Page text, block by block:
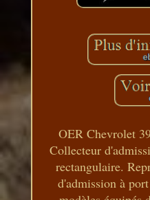
OER Chevrolet
Collecteur
rectangulaire.
d'admission à